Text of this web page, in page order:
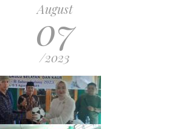
August
07
/2023